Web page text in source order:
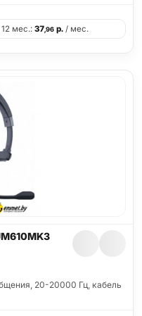
мес.: 37,96 р. / мес.
20-20000 Гц, кабель